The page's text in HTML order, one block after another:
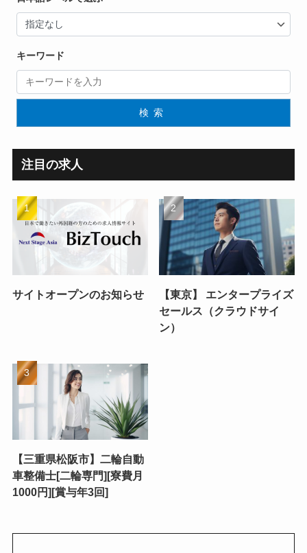
キーワード
検索
注目の求人
サイトオープンのお知らせ
【東京】 エンタープライズ
セールス（クラウドサイ
ン）
【三重県松阪市】二輪自動
車整備士[二輪専門][寮費月
1000円][賞与年3回]